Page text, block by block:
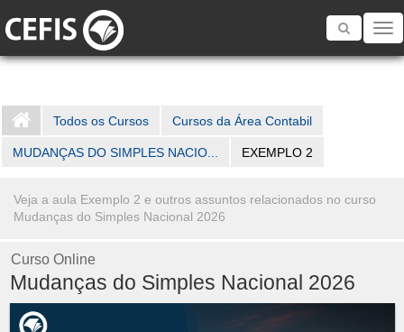
Toggle
Todos os Cursos Cursos da Área Contabil
MUDANÇAS DO SIMPLES NACIO... EXEMPLO 2
Veja a aula Exemplo 2 e outros assuntos relacionados no curso
Mudanças do Simples Nacional 2026
Curso Online
Mudanças do Simples Nacional 2026